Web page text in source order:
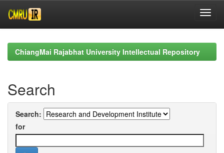
navigationChiangMai Rajabhat University Intellectual Repository
Search
Search:
for